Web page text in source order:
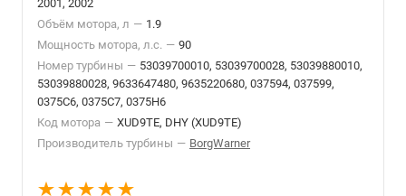
2001, 2002
Объём мотора, л — 1.9
Мощность мотора, л.с. — 90
Номер турбины — 53039700010, 53039700028, 53039880010,
53039880028, 9633647480, 9635220680, 037594, 037599,
0375C6, 0375C7, 0375H6
Код мотора — XUD9TE, DHY (XUD9TE)
Производитель турбины — BorgWarner